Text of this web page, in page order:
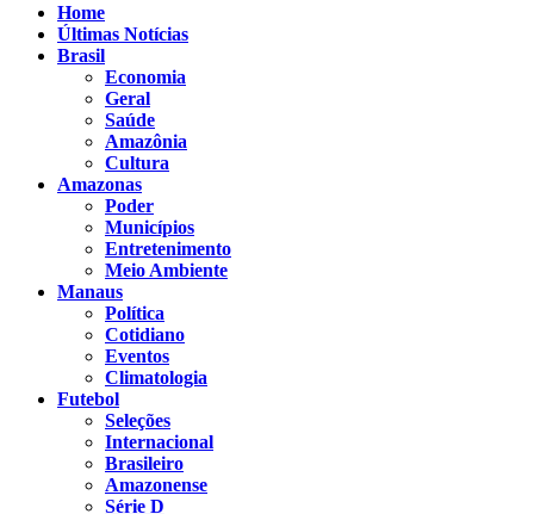
Home
Últimas Notícias
Brasil
Economia
Geral
Saúde
Amazônia
Cultura
Amazonas
Poder
Municípios
Entretenimento
Meio Ambiente
Manaus
Política
Cotidiano
Eventos
Climatologia
Futebol
Seleções
Internacional
Brasileiro
Amazonense
Série D